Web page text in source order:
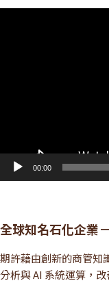
00:00
全球知名石化企業
期許藉由創新的商管知
分析與 AI 系統運算，